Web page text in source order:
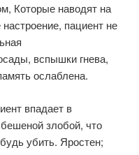
Которые наводят на
пациент не
вспышки гнева,
ослаблена.
впадает в
злобой, что
убить. Яростен;